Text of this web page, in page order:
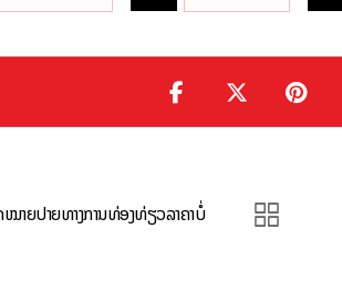
ຍປາຍທາງການທ່ອງທ່ຽວລາຄາບໍ່